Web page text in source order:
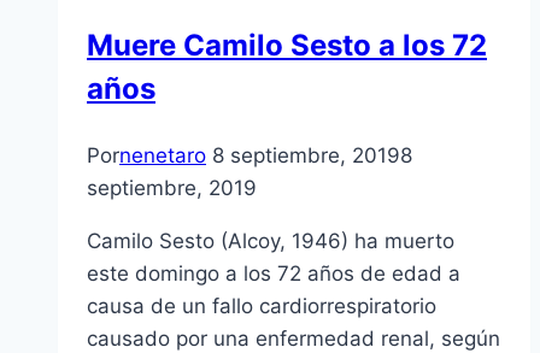
Muere Camilo Sesto a los 72
años
Pornenetaro 8 septiembre, 20198
septiembre, 2019
Camilo Sesto (Alcoy, 1946) ha muerto
este domingo a los 72 años de edad a
causa de un fallo cardiorrespiratorio
causado por una enfermedad renal, según